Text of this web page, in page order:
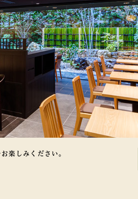
楽しみください。